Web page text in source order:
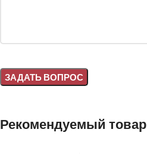
Рекомендуемый товар